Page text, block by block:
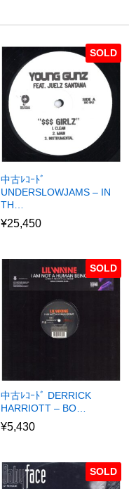
SOLD
中古ﾚｺｰﾄﾞ
UNDERSLOWJAMS – IN
TH…
¥25,450
SOLD
中古ﾚｺｰﾄﾞ DERRICK
HARRIOTT – BO…
¥5,430
SOLD